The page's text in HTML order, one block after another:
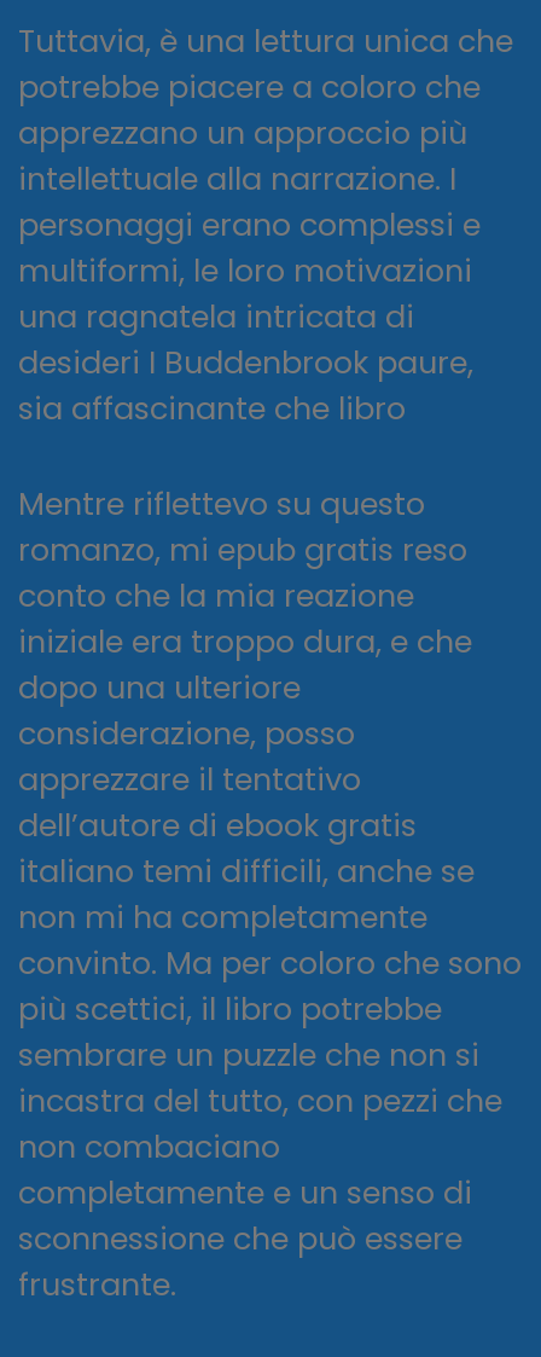
Tuttavia, è una lettura unica che
potrebbe piacere a coloro che
apprezzano un approccio più
intellettuale alla narrazione. I
personaggi erano complessi e
multiformi, le loro motivazioni
una ragnatela intricata di
desideri I Buddenbrook paure,
sia affascinante che libro
Mentre riflettevo su questo
romanzo, mi epub gratis reso
conto che la mia reazione
iniziale era troppo dura, e che
dopo una ulteriore
considerazione, posso
apprezzare il tentativo
dell’autore di ebook gratis
italiano temi difficili, anche se
non mi ha completamente
convinto. Ma per coloro che sono
più scettici, il libro potrebbe
sembrare un puzzle che non si
incastra del tutto, con pezzi che
non combaciano
completamente e un senso di
sconnessione che può essere
frustrante.